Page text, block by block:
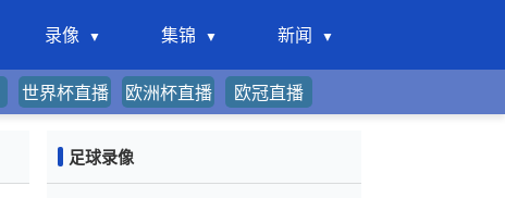
录像 集锦 新闻
世界杯直播 欧洲杯直播 欧冠直播
足球录像